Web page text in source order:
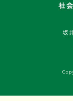
社
坂